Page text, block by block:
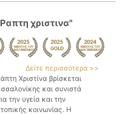
χριστινα"
Δείτε περισσότερα >>
Χριστίνα βρίσκεται
και συνιστά
την υγεία και την
κοινωνίας. Η